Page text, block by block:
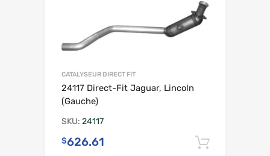
CATALYSEUR DIRECT FIT
24117 Direct-Fit Jaguar, Lincoln
(Gauche)
SKU: 24117
$626.61